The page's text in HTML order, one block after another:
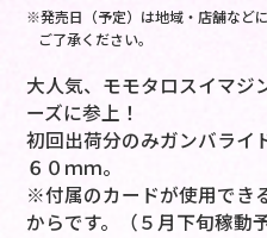
※発売日（予定）は地域・店舗など
ご了承ください。
大人気、モモタロスイマジ
ーズに参上！
初回出荷分のみガンバライ
６０ｍｍ。
※付属のカードが使用でき
からです。（５月下旬稼動予